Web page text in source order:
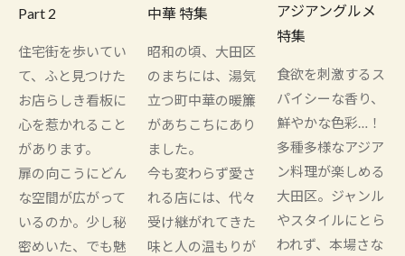
Part 2
住宅街を歩いてい
て、ふと見つけた
お店らしき看板に
心を惹かれること
があります。
扉の向こうにどん
な空間が広がって
いるのか。少し秘
密めいた、でも魅
中華 特集
昭和の頃、大田区
のまちには、湯気
立つ町中華の暖簾
があちこちにあり
ました。
今も変わらず愛さ
れる店には、代々
受け継がれてきた
味と人の温もりが
アジアングルメ
特集
食欲を刺激するス
パイシーな香り、
鮮やかな色彩…！
多種多様なアジア
ン料理が楽しめる
大田区。ジャンル
やスタイルにとら
われず、本場さな